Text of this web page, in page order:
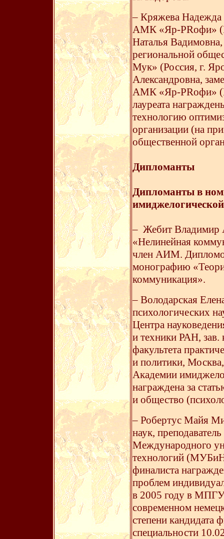
– Кряжева Надежда
АМК «Яр-PRофи»
Наталья Вадимовна,
региональной
Мук» (Россия, г.
Александровна,
АМК «Яр-PRофи»
лауреата
технологию
организации (на
общественной
Дипломанты
Дипломанты в
– Жебит Владимир
«Нелинейная
член АИМ.
монографию
коммуникация».
– Володарская
психологических
Центра
и техники РАН, зав.
факультета
и политики,
Академии
награждена за
и общество
– Робертус Майя
наук,
Международного
технологий
финалиста
проблем
в 2005 году в МПГУ
современном
степени кандидата
специальности